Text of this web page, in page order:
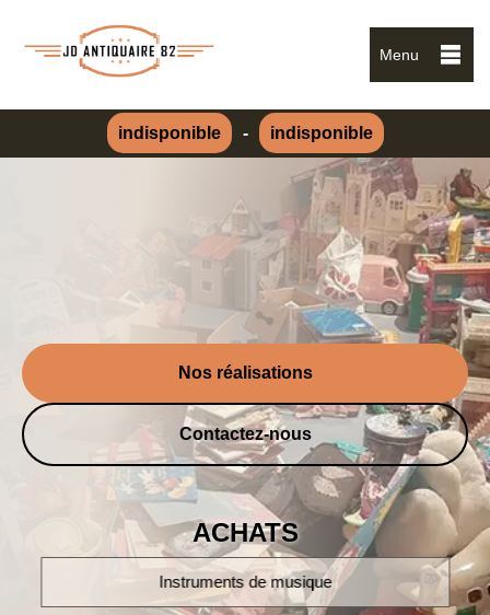
Menu
indisponible - indisponible
Nos réalisations
Contactez-nous
ACHATS
montres poignet et à gousset